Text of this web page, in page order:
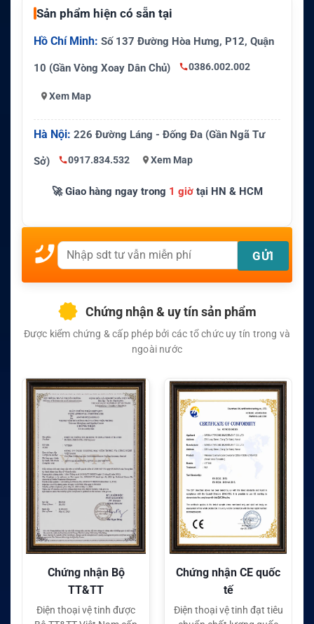
Sản phẩm hiện có sẵn tại
Hồ Chí Minh: Số 137 Đường Hòa Hưng, P12, Quận
10 (Gần Vòng Xoay Dân Chủ) 0386.002.002
Xem Map
Hà Nội: 226 Đường Láng - Đống Đa (Gần Ngã Tư
Sở) 0917.834.532 Xem Map
🚀 Giao hàng ngay trong 1 giờtại HN & HCM
Chứng nhận & uy tín sản phẩm
Được kiểm chứng & cấp phép bởi các tổ chức uy tín trong và
ngoài nước
Chứng nhận Bộ
TT&TT
Điện thoại vệ tinh được
Chứng nhận CE quốc
tế
Điện thoại vệ tinh đạt tiêu